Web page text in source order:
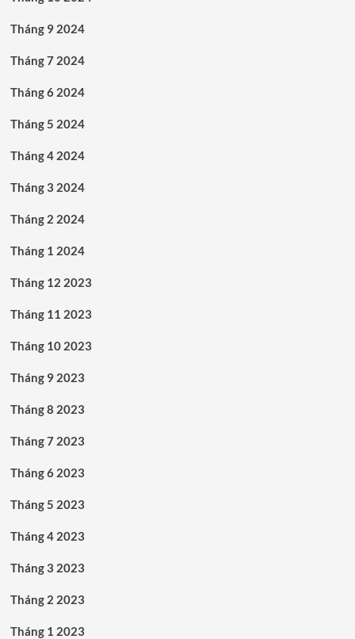
Tháng 9 2024
Tháng 7 2024
Tháng 6 2024
Tháng 5 2024
Tháng 4 2024
Tháng 3 2024
Tháng 2 2024
Tháng 1 2024
Tháng 12 2023
Tháng 11 2023
Tháng 10 2023
Tháng 9 2023
Tháng 8 2023
Tháng 7 2023
Tháng 6 2023
Tháng 5 2023
Tháng 4 2023
Tháng 3 2023
Tháng 2 2023
Tháng 1 2023